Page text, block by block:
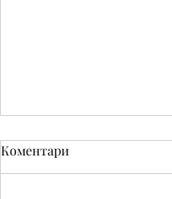
Коментари